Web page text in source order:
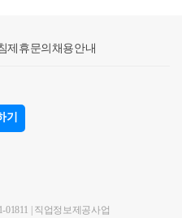
자 분들은 보유주택 수에
으로 지정된 경우에는 중
라도 중과세가 적용되지
의 글에 자세하게 작성되
한다)을 처분하는 경우
소유한 1세대가 그 조
소유한 상태에서 신규
조합원입주권 또는 주택
할 때 종전 주택등이
집 및 소규모주택 정비에
제휴문의 채용안내
기
01811 | 직업정보제공사업